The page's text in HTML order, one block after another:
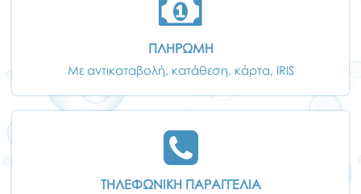
ΠΛΗΡΩΜΗ
Με αντικαταβολή, κατάθεση, κάρτα, IRIS
ΤΗΛΕΦΩΝΙΚΗ ΠΑΡΑΓΓΕΛΙΑ